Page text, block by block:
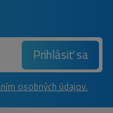
Prihlásiť sa
osobných údajov.